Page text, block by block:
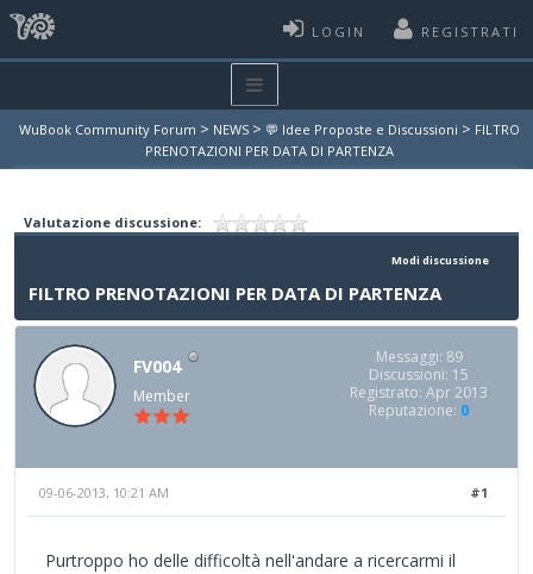
LOGIN REGISTRATI
WuBook Community Forum > NEWS > 💬 Idee Proposte e Discussioni > FILTRO
PRENOTAZIONI PER DATA DI PARTENZA
Valutazione discussione:
Modi discussione
FILTRO PRENOTAZIONI PER DATA DI PARTENZA
FV004
Member
Messaggi: 89
Discussioni: 15
Registrato: Apr 2013
Reputazione: 0
#1
09-06-2013, 10:21 AM
Purtroppo ho delle difficoltà nell'andare a ricercarmi il